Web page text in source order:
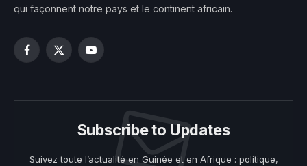
qui façonnent notre pays et le continent africain.
Facebook
X
YouTube
Subscribe to Updates
Suivez toute l’actualité en Guinée et en Afrique : politique,